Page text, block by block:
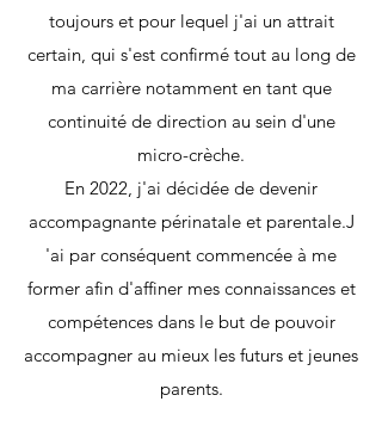
toujours et pour lequel j'ai un attrait
certain, qui s'est confirmé tout au long de
ma carrière notamment en tant que
continuité de direction au sein d'une
micro-crèche.
En 2022, j'ai décidée de devenir
accompagnante périnatale et parentale.J
'ai par conséquent commencée à me
former afin d'affiner mes connaissances et
compétences dans le but de pouvoir
accompagner au mieux les futurs et jeunes
parents.